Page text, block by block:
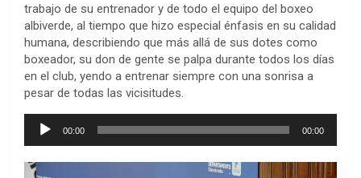
trabajo de su entrenador y de todo el equipo del boxeo
albiverde, al tiempo que hizo especial énfasis en su calidad
humana, describiendo que más allá de sus dotes como
boxeador, su don de gente se palpa durante todos los días
en el club, yendo a entrenar siempre con una sonrisa a
pesar de todas las vicisitudes.
Reproductor
00:00 00:00